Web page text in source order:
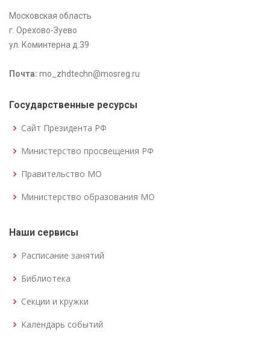
Московская область
г. Орехово-Зуево
ул. Коминтерна д.39
Почта: mo_zhdtechn@mosreg.ru
Государственные ресурсы
Сайт Президента РФ
Министерство просвещения РФ
Правительство МО
Министерство образования МО
Наши сервисы
Расписание занятий
Библиотека
Секции и кружки
Календарь событий